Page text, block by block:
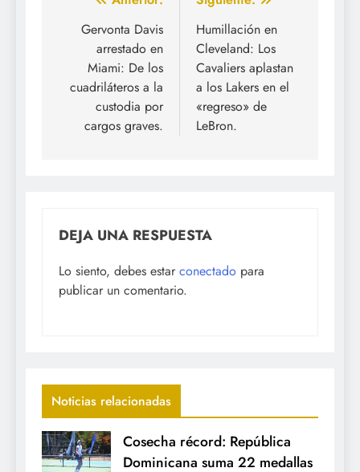
entradas
Gervonta Davis
arrestado en
Miami: De los
cuadriláteros a la
custodia por
cargos graves.
Humillación en
Cleveland: Los
Cavaliers aplastan
a los Lakers en el
«regreso» de
LeBron.
DEJA UNA RESPUESTA
Lo siento, debes estar conectado para
publicar un comentario.
Noticias relacionadas
Cosecha récord: República
Dominicana suma 22 medallas